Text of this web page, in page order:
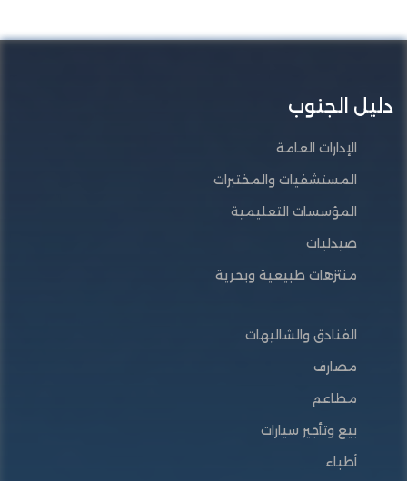
دليل الجنوب
الإدارات العامة
المستشفيات والمختبرات
المؤسسات التعليمية
صيدليات
منتزهات طبيعية وبحرية
الفنادق والشاليهات
مصارف
مطاعم
بيع وتأجير سيارات
أطباء